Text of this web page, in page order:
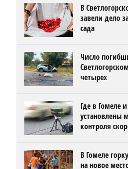
В
завели дело
сада
Число
четырех
Где в Гомеле
установлены
контроля
В Гомеле
на новое